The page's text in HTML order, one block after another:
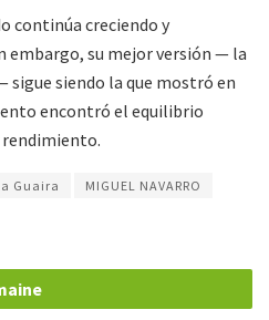
continúa creciendo y
embargo, su mejor versión — la
siendo la que mostró en
encontró el equilibrio
Guaira
MIGUEL NAVARRO